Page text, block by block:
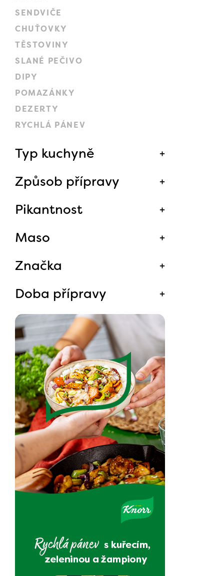
SENDVIČE
CHUŤOVKY
TĚSTOVINY
SLANÉ PEČIVO
DIPY
POMAZÁNKY
DEZERTY
RYCHLÁ PÁNEV
Typ kuchyně
Způsob přípravy
Pikantnost
Maso
Značka
Doba přípravy